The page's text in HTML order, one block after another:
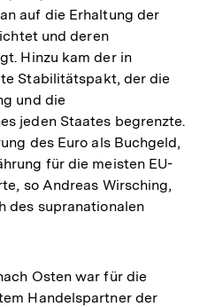
auf die Erhaltung der
und deren
Hinzu kam der in
Stabilitätspakt, der die
und die
jeden Staates begrenzte.
des Euro als Buchgeld,
für die meisten EU-
so Andreas Wirsching,
des supranationalen
Osten war für die
Handelspartner der